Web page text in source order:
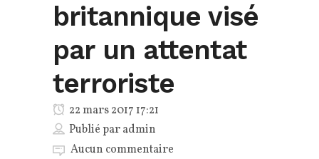
britannique visé
par un attentat
terroriste
22 mars 2017 17:21
Publié paradmin
Aucun commentaire